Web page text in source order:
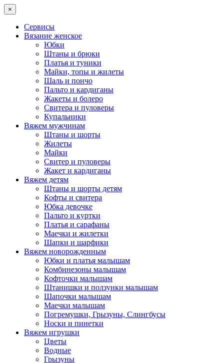
×
Сервисы
Вязание женское
Юбки
Штаны и брюки
Платья и туники
Майки, топы и жилеты
Шаль и пончо
Пальто и кардиганы
Жакеты и болеро
Свитера и пуловеры
Купальники
Вяжем мужчинам
Штаны и шорты
Жилеты
Майки
Свитер и пуловеры
Жакет и кардиганы
Вяжем детям
Штаны и шорты детям
Кофты и свитера
Юбка девочке
Пальто и куртки
Платья и сарафаны
Маечки и жилетки
Шапки и шарфики
Вяжем новорожденным
Юбки и платья малышам
Комбинезоны малышам
Кофточки малышам
Штанишки и ползунки малышам
Шапочки малышам
Маечки малышам
Погремушки, Грызуны, Слингбусы
Носки и пинетки
Вяжем игрушки
Цветы
Водные
Грызуны